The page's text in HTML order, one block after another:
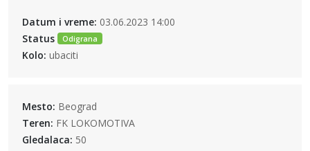
Datum i vreme: 03.06.2023 14:00
Status
Odigrana
Kolo: ubaciti
Mesto: Beograd
Teren: FK LOKOMOTIVA
Gledalaca: 50